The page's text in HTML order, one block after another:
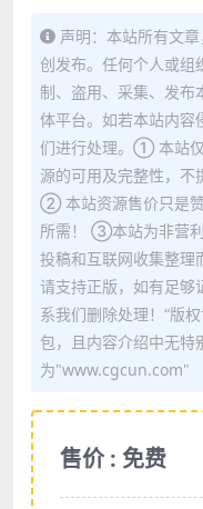
声明：本站所有文
创发布。任何个人或组
制、盗用、采集、发布
体平台。如若本站内容
们进行处理。① 本站
源的可用及完整性，不
② 本站资源售价只是
所需！ ③本站为非营
投稿和互联网收集整
请支持正版，如有足够
系我们删除处理！“版
包，且内容介绍中无特
为"www.cgcun.com"
售价 : 免费